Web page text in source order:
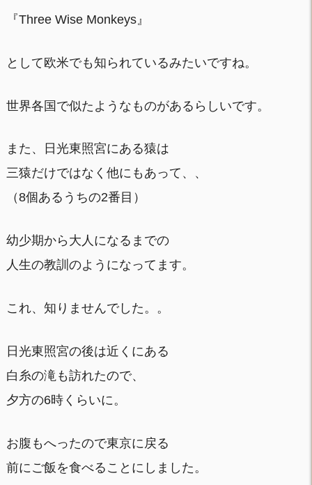
『Three Wise Monkeys』
として欧米でも知られているみたいですね。
世界各国で似たようなものがあるらしいです。
また、日光東照宮にある猿は
三猿だけではなく他にもあって、、
（8個あるうちの2番目）
幼少期から大人になるまでの
人生の教訓のようになってます。
これ、知りませんでした。。
日光東照宮の後は近くにある
白糸の滝も訪れたので、
夕方の6時くらいに。
お腹もへったので東京に戻る
前にご飯を食べることにしました。